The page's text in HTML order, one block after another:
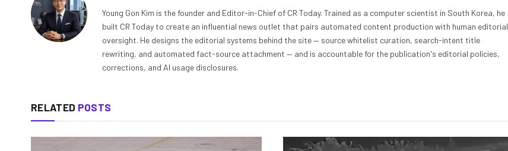
Young Gon Kim is the founder and Editor-in-Chief of CR Today. Trained as a computer scientist in South Korea, he
built CR Today to create an influential news outlet that pairs automated content production with human editorial
oversight. He designs the editorial systems behind the site — source whitelist curation, search-intent title
rewriting, and automated fact-source attachment — and is accountable for the publication's editorial policies,
corrections, and AI usage disclosures.
RELATED POSTS